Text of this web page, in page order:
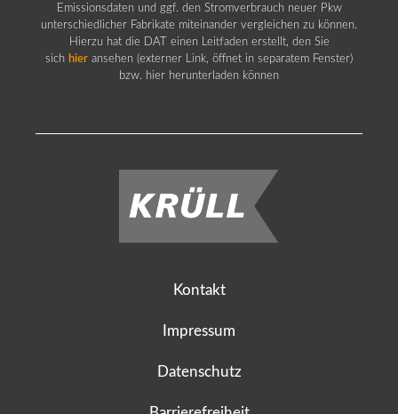
Emissionsdaten und ggf. den Stromverbrauch neuer Pkw
unterschiedlicher Fabrikate miteinander vergleichen zu können.
Hierzu hat die DAT einen Leitfaden erstellt, den Sie
sich hier ansehen (externer Link, öffnet in separatem Fenster)
bzw. hier herunterladen können
Kontakt
Impressum
Datenschutz